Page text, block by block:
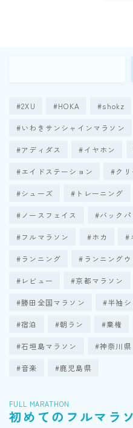
2XU HOKA shokz
いわきサンシャインマラソン
アディダス イヤホン
エイドステーション クリ
シューズ トレーニング
ノースフェイス バックパ
フルマラソン ホカ
ランニング ランニングウ
レビュー 京都マラソン
勝田全国マラソン 半袖シ
宿泊 朝ラン 棄権
石垣島マラソン 神奈川県
音楽 鹿児島県
FULL MARATHON
初めてのフルマラ